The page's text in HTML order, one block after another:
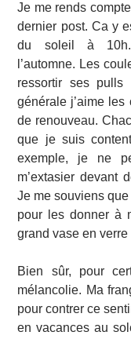
Je me rends
dernier post. Ca y
du soleil à 10h.
l’automne. Les
ressortir ses
générale j’aime
de renouveau.
que je suis
exemple, je ne
m’extasier devant
Je me souviens
pour les donner à
grand vase en
Bien sûr, pour
mélancolie. Ma
pour contrer ce
en vacances au